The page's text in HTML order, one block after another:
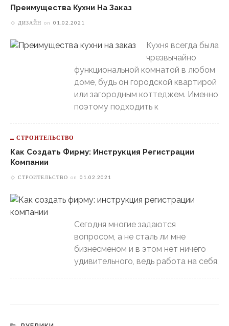
Преимущества Кухни На Заказ
ДИЗАЙН on 01.02.2021
Кухня всегда была
чрезвычайно
функциональной комнатой в любом
доме, будь он городской квартирой
или загородным коттеджем. Именно
поэтому подходить к
СТРОИТЕЛЬСТВО
Как Создать Фирму: Инструкция Регистрации
Компании
СТРОИТЕЛЬСТВО on 01.02.2021
Сегодня многие задаются
вопросом, а не сталь ли мне
бизнесменом и в этом нет ничего
удивительного, ведь работа на себя,